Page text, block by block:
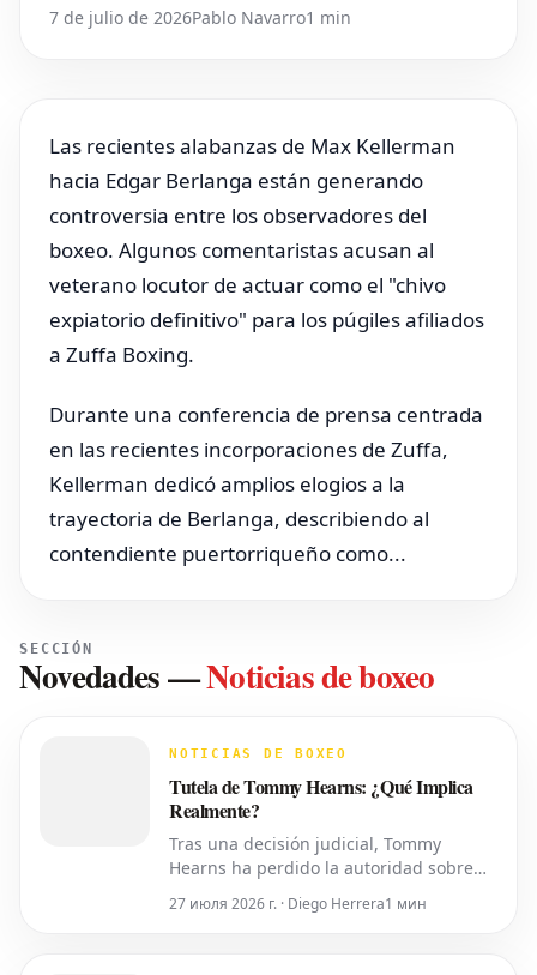
7 de julio de 2026Pablo Navarro1 min
Las recientes alabanzas de Max Kellerman
hacia Edgar Berlanga están generando
controversia entre los observadores del
boxeo. Algunos comentaristas acusan al
veterano locutor de actuar como el "chivo
expiatorio definitivo" para los púgiles afiliados
a Zuffa Boxing.
Durante una conferencia de prensa centrada
en las recientes incorporaciones de Zuffa,
Kellerman dedicó amplios elogios a la
trayectoria de Berlanga, describiendo al
contendiente puertorriqueño como...
SECCIÓN
Novedades—Noticias de boxeo
NOTICIAS DE BOXEO
Tutela de Tommy Hearns: ¿Qué Implica
Realmente?
Tras una decisión judicial, Tommy
Hearns ha perdido la autoridad sobre
sus propias decisiones personales y
financieras, las cuales ahora recaen en
27 июля 2026 г. · Diego Herrera1 мин